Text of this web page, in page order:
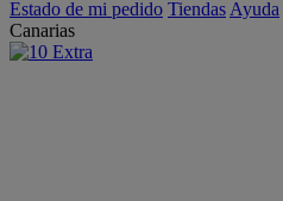
Estado de mi pedido Tiendas Ayuda
Canarias